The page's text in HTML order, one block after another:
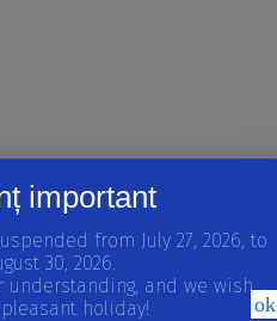
important
from July 27, 2026, to
30, 2026.
understanding, and we wish
holiday!
ok